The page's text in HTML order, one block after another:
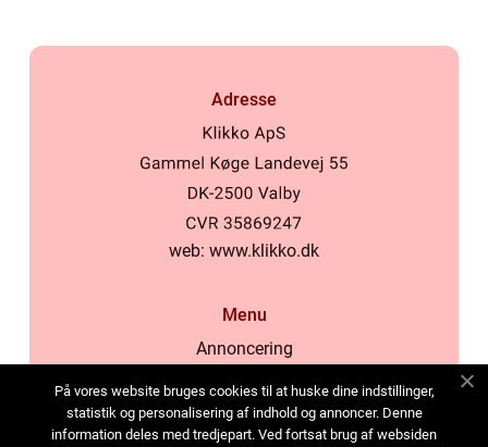
Adresse
web: www.klikko.dk
Menu
Annoncering
Cookies
Kontakt os
På vores website bruges cookies til at huske dine indstillinger,
statistik og personalisering af indhold og annoncer. Denne
information deles med tredjepart. Ved fortsat brug af websiden